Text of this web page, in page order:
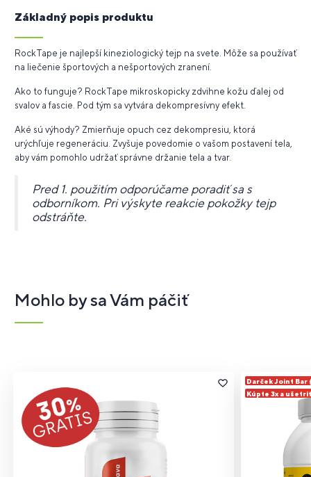
Základný popis produktu
RockTape je najlepší kineziologický tejp na svete. Môže sa používať
na liečenie športových a nešportových zranení.
Ako to funguje? RockTape mikroskopicky zdvihne kožu ďalej od
svalov a fascie. Pod tým sa vytvára dekompresívny efekt.
Aké sú výhody? Zmierňuje opuch cez dekompresiu, ktorá
urýchľuje regeneráciu. Zvyšuje povedomie o vašom postavení tela,
aby vám pomohlo udržať správne držanie tela a tvar.
Pred 1. použitím odporúčame poradiť sa s
odborníkom. Pri výskyte reakcie pokožky tejp
odstráňte.
Mohlo by sa Vám páčiť
Darček Joint Bar
Kúpte 3x a